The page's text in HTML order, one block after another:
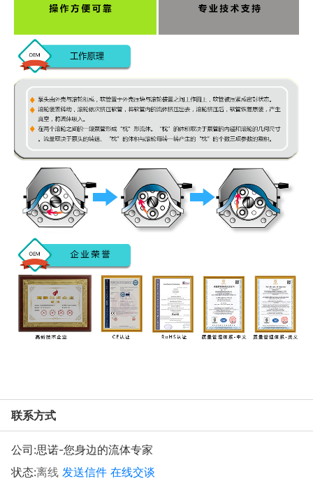
联系方式
公司:思诺-您身边的流体专家
状态:离线 发送信件 在线交谈